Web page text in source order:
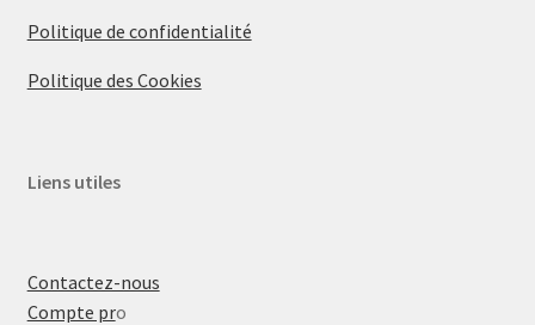
Politique de confidentialité
Politique des Cookies
Liens utiles
Contactez-nous
Compte pro